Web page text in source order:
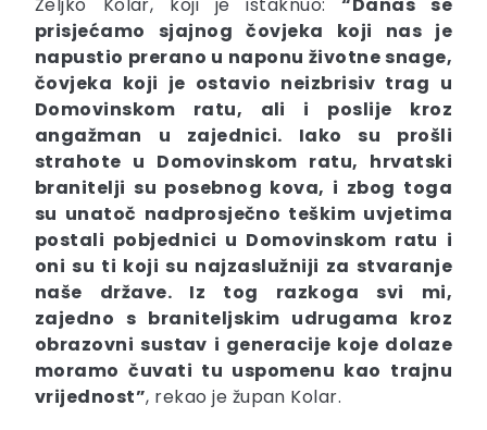
Željko Kolar, koji je istaknuo:“Danas se
prisjećamo sjajnog čovjeka koji nas je
napustio prerano u naponu životne snage,
čovjeka koji je ostavio neizbrisiv trag u
Domovinskom ratu, ali i poslije kroz
angažman u zajednici. Iako su prošli
strahote u Domovinskom ratu, hrvatski
branitelji su posebnog kova, i zbog toga
su unatoč nadprosječno teškim uvjetima
postali pobjednici u Domovinskom ratu i
oni su ti koji su najzaslužniji za stvaranje
naše države. Iz tog razkoga svi mi,
zajedno s braniteljskim udrugama kroz
obrazovni sustav i generacije koje dolaze
moramo čuvati tu uspomenu kao trajnu
vrijednost”, rekao je župan Kolar.